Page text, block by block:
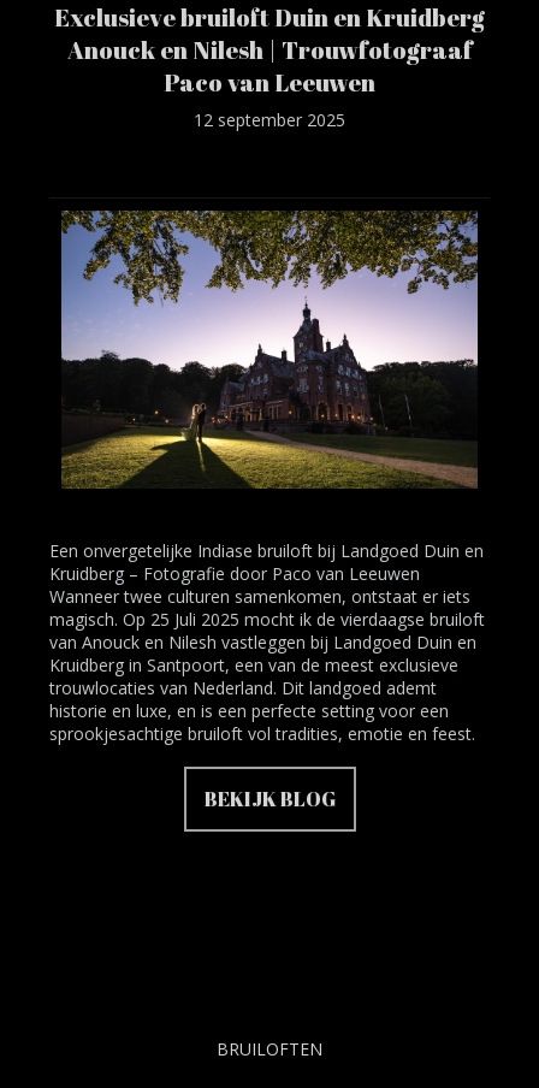
Exclusieve bruiloft Duin en Kruidberg
Anouck en Nilesh | Trouwfotograaf
Paco van Leeuwen
12 september 2025
Een onvergetelijke Indiase bruiloft bij Landgoed Duin en
Kruidberg – Fotografie door Paco van Leeuwen
Wanneer twee culturen samenkomen, ontstaat er iets
magisch. Op 25 Juli 2025 mocht ik de vierdaagse bruiloft
van Anouck en Nilesh vastleggen bij Landgoed Duin en
Kruidberg in Santpoort, een van de meest exclusieve
trouwlocaties van Nederland. Dit landgoed ademt
historie en luxe, en is een perfecte setting voor een
sprookjesachtige bruiloft vol tradities, emotie en feest.
BEKIJK BLOG
BRUILOFTEN